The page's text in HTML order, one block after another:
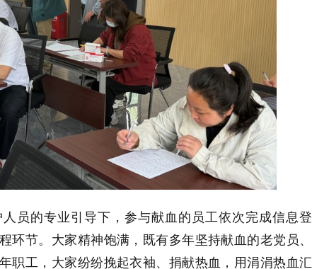
员的专业引导下，参与献血的员工依次完成信息登
环节。大家精神饱满，既有多年坚持献血的老党员、
职工，大家纷纷挽起衣袖、捐献热血，用涓涓热血汇